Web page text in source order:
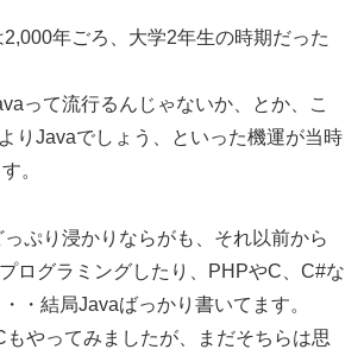
年ごろ、大学2年生の時期だった
って流行るんじゃないか、とか、こ
りJavaでしょう、といった機運が当時
。
ぷり浸かりならがも、それ以前から
ログラミングしたり、PHPやC、C#な
・結局Javaばっかり書いてます。
やってみましたが、まだそちらは思